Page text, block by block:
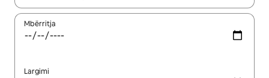
Mbërritja
Largimi